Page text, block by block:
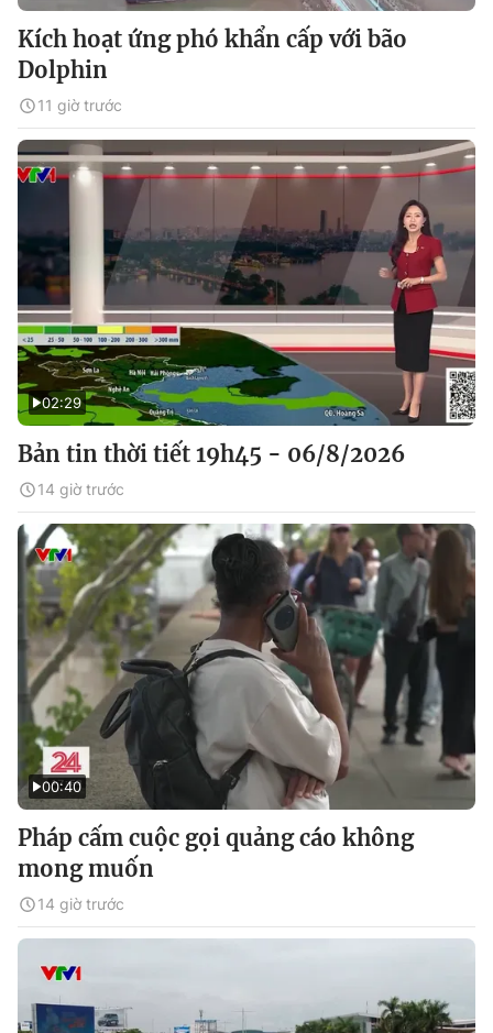
Kích hoạt ứng phó khẩn cấp với bão
Dolphin
11 giờ trước
02:29
Bản tin thời tiết 19h45 - 06/8/2026
14 giờ trước
00:40
Pháp cấm cuộc gọi quảng cáo không
mong muốn
14 giờ trước